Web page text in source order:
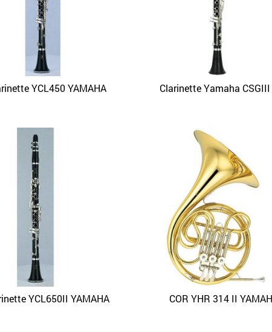
APERÇU
YCL450 YAMAHA APERÇU
Clarinette Yamaha
APERÇU
YCL650II YAMAHA APERÇU
COR YHR 314 II